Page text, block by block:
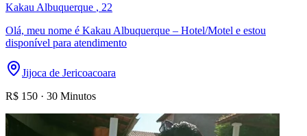
Kakau Albuquerque , 22
Olá, meu nome é Kakau Albuquerque – Hotel/Motel e estou
disponível para atendimento
Jijoca de Jericoacoara
R$ 150 · 30 Minutos